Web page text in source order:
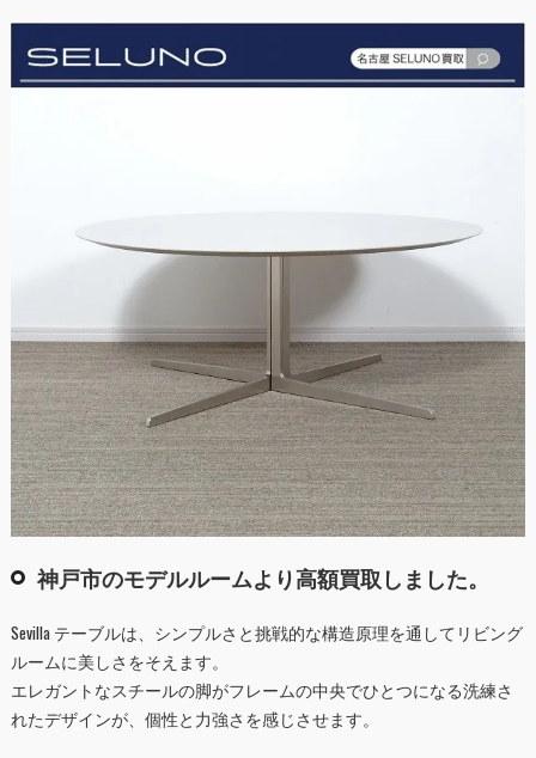
神戸市のモデルルームより高額買取しました。
Sevilla テーブルは、シンプルさと挑戦的な構造原理を通してリビング
ルームに美しさをそえます。
エレガントなスチールの脚がフレームの中央でひとつになる洗練さ
れたデザインが、個性と力強さを感じさせます。